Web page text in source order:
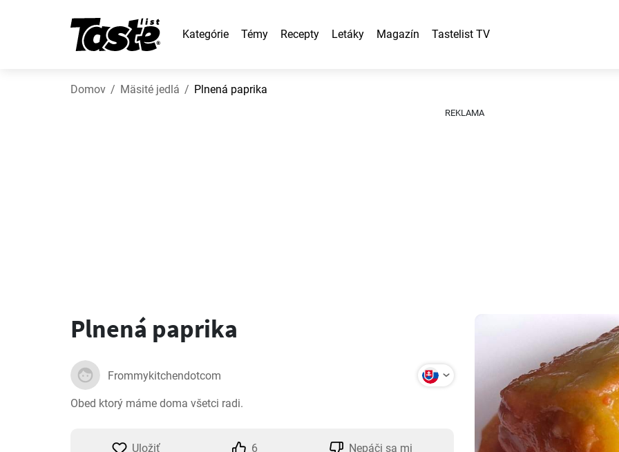
Kategórie Témy Recepty Letáky Magazín Tastelist TV
Domov Mäsité jedlá Plnená paprika
REKLAMA
Plnená paprika
Frommykitchendotcom
Obed ktorý máme doma všetci radi.
Uložiť 6 Nepáči sa mi